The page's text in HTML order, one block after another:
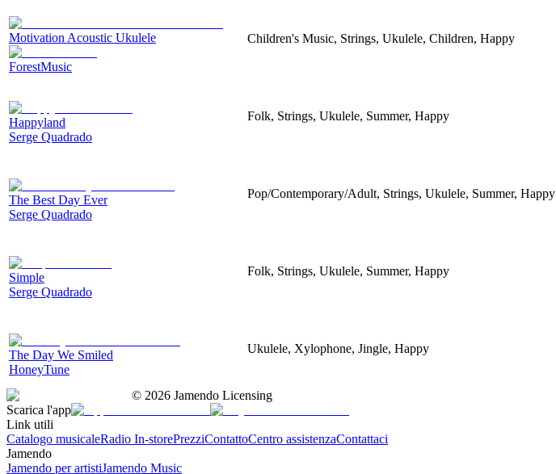
Motivation Acoustic Ukulele
ForestMusic
Children's Music, Strings, Ukulele, Children, Happy
Happyland
Serge Quadrado
Folk, Strings, Ukulele, Summer, Happy
The Best Day Ever
Serge Quadrado
Pop/Contemporary/Adult, Strings, Ukulele, Summer, Happy
Simple
Serge Quadrado
Folk, Strings, Ukulele, Summer, Happy
The Day We Smiled
HoneyTune
Ukulele, Xylophone, Jingle, Happy
© 2026 Jamendo Licensing
Scarica l'app
Link utili
Catalogo musicaleRadio In-storePrezziContattoCentro assistenzaContattaci
Jamendo
Jamendo per artistiJamendo Music